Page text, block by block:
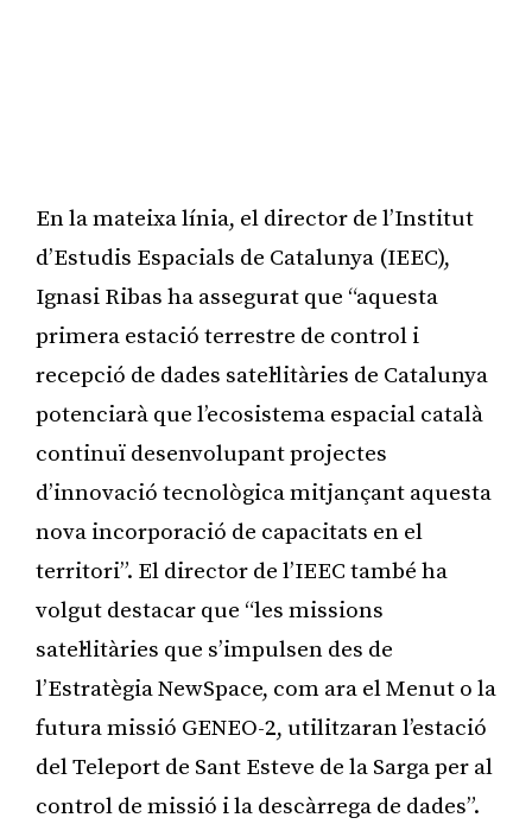
En la mateixa línia, el director de l’Institut
d’Estudis Espacials de Catalunya (IEEC),
Ignasi Ribas ha assegurat que “aquesta
primera estació terrestre de control i
recepció de dades satel·litàries de Catalunya
potenciarà que l’ecosistema espacial català
continuï desenvolupant projectes
d’innovació tecnològica mitjançant aquesta
nova incorporació de capacitats en el
territori”. El director de l’IEEC també ha
volgut destacar que “les missions
satel·litàries que s’impulsen des de
l’Estratègia NewSpace, com ara el Menut o la
futura missió GENEO-2, utilitzaran l’estació
del Teleport de Sant Esteve de la Sarga per al
control de missió i la descàrrega de dades”.